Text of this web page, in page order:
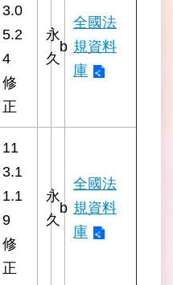
3.0
5.2
4
修
正
永
久
b
全國法
規資料
庫
11
3.1
1.1
9
修
正
永
久
b
全國法
規資料
庫